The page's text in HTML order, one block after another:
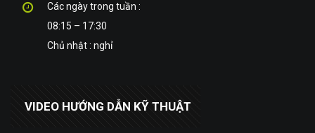
Các ngày trong tuần :
08:15 – 17:30
Chủ nhật : nghỉ
VIDEO HƯỚNG DẪN KỸ THUẬT